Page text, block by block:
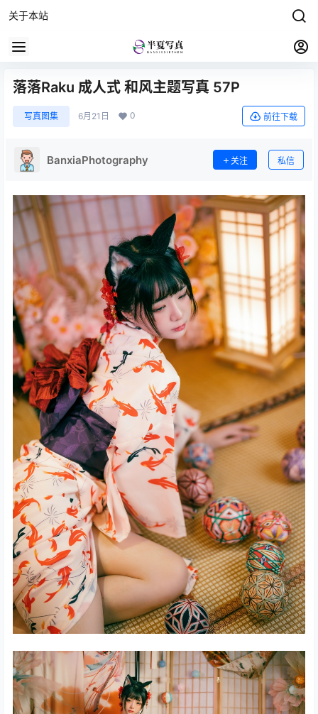
关于本站
落落Raku 成人式 和风主题写真 57P
写真图集 6月21日 0 前往下载
BanxiaPhotography 关注 私信